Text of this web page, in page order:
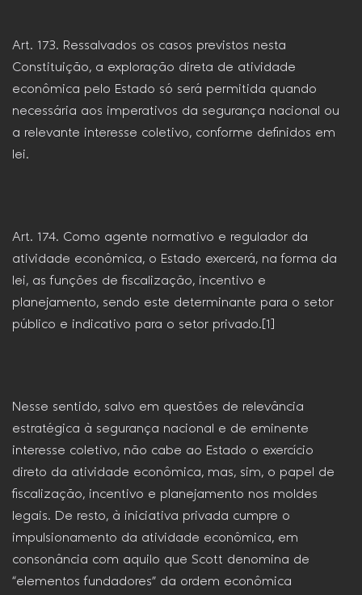
Art. 173. Ressalvados os casos previstos nesta
Constituição, a exploração direta de atividade
econômica pelo Estado só será permitida quando
necessária aos imperativos da segurança nacional ou
a relevante interesse coletivo, conforme definidos em
lei.
Art. 174. Como agente normativo e regulador da
atividade econômica, o Estado exercerá, na forma da
lei, as funções de fiscalização, incentivo e
planejamento, sendo este determinante para o setor
público e indicativo para o setor privado.[1]
Nesse sentido, salvo em questões de relevância
estratégica à segurança nacional e de eminente
interesse coletivo, não cabe ao Estado o exercício
direto da atividade econômica, mas, sim, o papel de
fiscalização, incentivo e planejamento nos moldes
legais. De resto, à iniciativa privada cumpre o
impulsionamento da atividade econômica, em
consonância com aquilo que Scott denomina de
“elementos fundadores” da ordem econômica